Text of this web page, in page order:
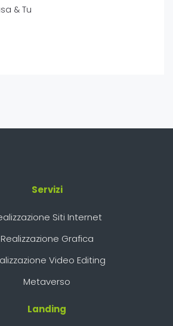
& Tu
Servizi
Siti Internet
Realizzazione Grafica
Video Editing
Metaverso
Landing